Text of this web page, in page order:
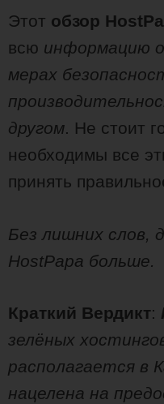
Этот обзор
всю информацию о
мерах
другом. Не стоит
необходимы все
принять
Без лишних слов,
HostPapa больше.
Краткий Вердикт:
зелёных
располагается в
нацелена на